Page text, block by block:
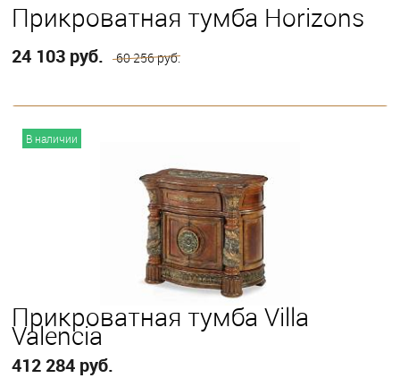
Прикроватная тумба Horizons
24 103 руб. 60 256 руб.
В наличии
Прикроватная тумба Villa
Valencia
412 284 руб.